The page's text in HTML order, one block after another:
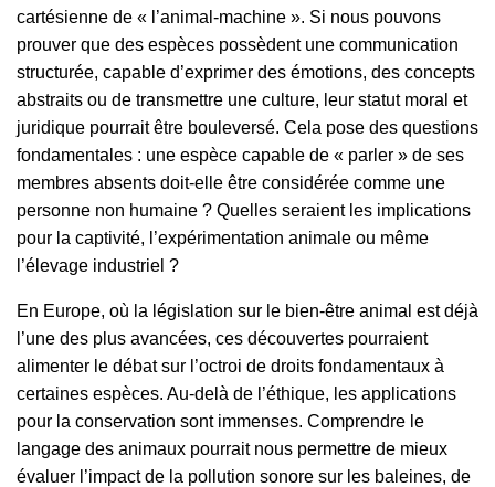
cartésienne de « l’animal-machine ». Si nous pouvons
prouver que des espèces possèdent une communication
structurée, capable d’exprimer des émotions, des concepts
abstraits ou de transmettre une culture, leur statut moral et
juridique pourrait être bouleversé. Cela pose des questions
fondamentales : une espèce capable de « parler » de ses
membres absents doit-elle être considérée comme une
personne non humaine ? Quelles seraient les implications
pour la captivité, l’expérimentation animale ou même
l’élevage industriel ?
En Europe, où la législation sur le bien-être animal est déjà
l’une des plus avancées, ces découvertes pourraient
alimenter le débat sur l’octroi de droits fondamentaux à
certaines espèces. Au-delà de l’éthique, les applications
pour la conservation sont immenses. Comprendre le
langage des animaux pourrait nous permettre de mieux
évaluer l’impact de la pollution sonore sur les baleines, de